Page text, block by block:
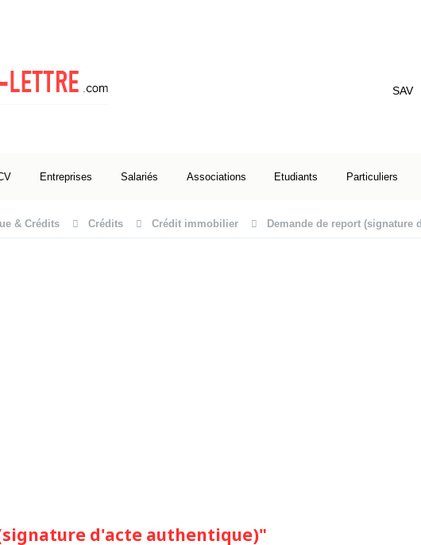
SAV
Entreprises Salariés Associations Etudiants Particuliers
& Crédits Crédits Crédit immobilier Demande de report (signature
d'acte authentique)"